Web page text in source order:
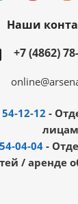
Наши
+7 (4862)
12-12 -
04-04-
/ аренде